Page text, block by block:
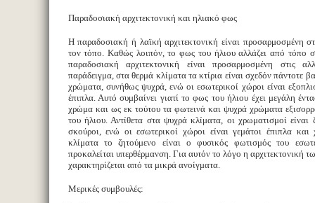
Παραδοσιακή αρχιτεκτονική και ηλιακό φως
Η παραδοσιακή ή λαϊκή αρχιτεκτονική είναι προσαρμοσμένη
τον τόπο. Καθώς λοιπόν, το φως του ήλιου αλλάζει από τόπο
παραδοσιακή αρχιτεκτονική είναι προσαρμοσμένη στις
παράδειγμα, στα θερμά κλίματα τα κτίρια είναι σχεδόν πάντοτε
χρώματα, συνήθως ψυχρά, ενώ οι εσωτερικοί χώροι είναι
έπιπλα. Αυτό συμβαίνει γιατί το φως του ήλιου έχει μεγάλη
χρώμα και ως εκ τούτου τα φωτεινά και ψυχρά χρώματα
του ήλιου. Αντίθετα στα ψυχρά κλίματα, οι χρωματισμοί είναι
σκούροι, ενώ οι εσωτερικοί χώροι είναι γεμάτοι έπιπλα
κλίματα το ζητούμενο είναι ο φυσικός φωτισμός του
προκαλείται υπερθέρμανση. Για αυτόν το λόγο η αρχιτεκτονική
χαρακτηρίζεται από τα μικρά ανοίγματα.
Μερικές συμβουλές: